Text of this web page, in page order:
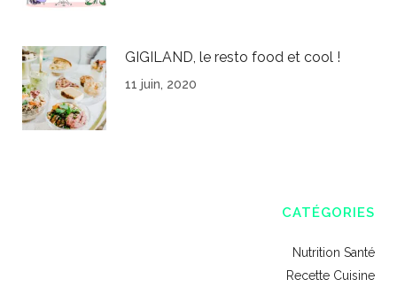
GIGILAND, le resto food et cool !
11 juin, 2020
CATÉGORIES
Nutrition Santé
Recette Cuisine